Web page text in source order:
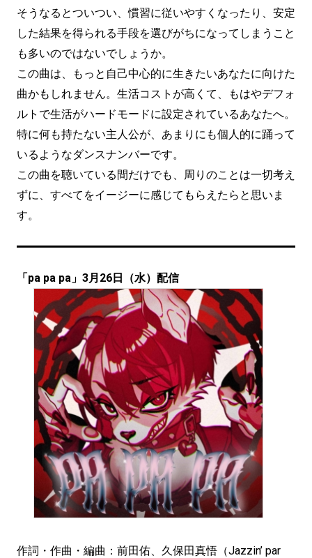
そうなるとついつい、慣習に従いやすくなったり、安定
した結果を得られる手段を選びがちになってしまうこと
も多いのではないでしょうか。
この曲は、もっと自己中心的に生きたいあなたに向けた
曲かもしれません。生活コストが高くて、もはやデフォ
ルトで生活がハードモードに設定されているあなたへ。
特に何も持たない主人公が、あまりにも個人的に踊って
いるようなダンスナンバーです。
この曲を聴いている間だけでも、周りのことは一切考え
ずに、すべてをイージーに感じてもらえたらと思いま
す。
「pa pa pa」3月26日（水）配信
作詞・作曲・編曲：前田佑、久保田真悟（Jazzin’ par